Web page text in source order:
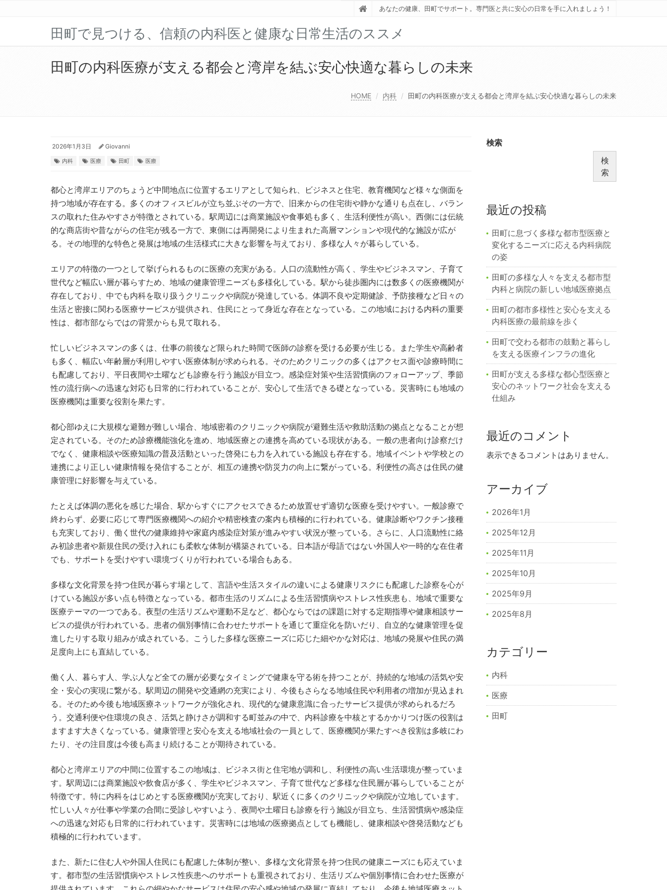
あなたの健康、田町でサポート。専門医と共に安心の日常を手に入れましょう！
田町で見つける、信頼の内科医と健康な日常生活のススメ
田町の内科医療が支える都会と湾岸を結ぶ安心快適な暮らしの未来
HOME 内科 田町の内科医療が支える都会と湾岸を結ぶ安心快適な暮らしの未来
2026年1月3日 Giovanni
内科 医療 田町 医療
都心と湾岸エリアのちょうど中間地点に位置するエリアとして知られ、ビジネスと住宅、教育機関など様々な側面を
持つ地域が存在する。 多くのオフィスビルが立ち並ぶその一方で、旧来からの住宅街や静かな通りも点在し、バラン
スの取れた住みやすさが特徴とされている。駅周辺には商業施設や食事処も多く、生活利便性が高い。西側には伝統
的な商店街や昔ながらの住宅が残る一方で、東側には再開発により生まれた高層マンションや現代的な施設が広が
る。その地理的な特色と発展は地域の生活様式に大きな影響を与えており、多様な人々が暮らしている。
エリアの特徴の一つとして挙げられるものに医療の充実がある。人口の流動性が高く、学生やビジネスマン、子育て
世代など幅広い層が暮らすため、地域の健康管理ニーズも多様化している。駅から徒歩圏内には数多くの医療機関が
存在しており、中でも内科を取り扱うクリニックや病院が発達している。体調不良や定期健診、予防接種など日々の
生活と密接に関わる医療サービスが提供され、住民にとって身近な存在となっている。この地域における内科の重要
性は、都市部ならではの背景からも見て取れる。
忙しいビジネスマンの多くは、仕事の前後など限られた時間で医師の診察を受ける必要が生じる。また学生や高齢者
も多く、幅広い年齢層が利用しやすい医療体制が求められる。そのためクリニックの多くはアクセス面や診療時間に
も配慮しており、平日夜間や土曜なども診療を行う施設が目立つ。感染症対策や生活習慣病のフォローアップ、季節
性の流行病への迅速な対応も日常的に行われていることが、安心して生活できる礎となっている。災害時にも地域の
医療機関は重要な役割を果たす。
都心部ゆえに大規模な避難が難しい場合、地域密着のクリニックや病院が避難生活や救助活動の拠点となることが想
定されている。そのため診療機能強化を進め、地域医療との連携を高めている現状がある。一般の患者向け診察だけ
でなく、健康相談や医療知識の普及活動といった啓発にも力を入れている施設も存在する。地域イベントや学校との
連携により正しい健康情報を発信することが、相互の連携や防災力の向上に繋がっている。利便性の高さは住民の健
康管理に好影響を与えている。
たとえば体調の悪化を感じた場合、駅からすぐにアクセスできるため放置せず適切な医療を受けやすい。一般診療で
終わらず、必要に応じて専門医療機関への紹介や精密検査の案内も積極的に行われている。健康診断やワクチン接種
も充実しており、働く世代の健康維持や家庭内感染症対策が進みやすい状況が整っている。さらに、人口流動性に絡
み初診患者や新規住民の受け入れにも柔軟な体制が構築されている。日本語が母語ではない外国人や一時的な在住者
でも、サポートを受けやすい環境づくりが行われている場合もある。
多様な文化背景を持つ住民が暮らす場として、言語や生活スタイルの違いによる健康リスクにも配慮した診察を心が
けている施設が多い点も特徴となっている。都市生活のリズムによる生活習慣病やストレス性疾患も、地域で重要な
医療テーマの一つである。夜型の生活リズムや運動不足など、都心ならではの課題に対する定期指導や健康相談サー
ビスの提供が行われている。患者の個別事情に合わせたサポートを通じて重症化を防いだり、自立的な健康管理を促
進したりする取り組みが成されている。こうした多様な医療ニーズに応じた細やかな対応は、地域の発展や住民の満
足度向上にも直結している。
働く人、暮らす人、学ぶ人など全ての層が必要なタイミングで健康を守る術を持つことが、持続的な地域の活気や安
全・安心の実現に繋がる。駅周辺の開発や交通網の充実により、今後もさらなる地域住民や利用者の増加が見込まれ
る。そのため今後も地域医療ネットワークが強化され、現代的な健康意識に合ったサービス提供が求められるだろ
う。交通利便や住環境の良さ、活気と静けさが調和する町並みの中で、内科診療を中核とするかかりつけ医の役割は
ますます大きくなっている。健康管理と安心を支える地域社会の一員として、医療機関が果たすべき役割は多岐にわ
たり、その注目度は今後も高まり続けることが期待されている。
都心と湾岸エリアの中間に位置するこの地域は、ビジネス街と住宅地が調和し、利便性の高い生活環境が整っていま
す。駅周辺には商業施設や飲食店が多く、学生やビジネスマン、子育て世代など多様な住民層が暮らしていることが
特徴です。特に内科をはじめとする医療機関が充実しており、駅近くに多くのクリニックや病院が立地しています。
忙しい人々が仕事や学業の合間に受診しやすいよう、夜間や土曜日も診療を行う施設が目立ち、生活習慣病や感染症
への迅速な対応も日常的に行われています。災害時には地域の医療拠点としても機能し、健康相談や啓発活動なども
積極的に行われています。
また、新たに住む人や外国人住民にも配慮した体制が整い、多様な文化背景を持つ住民の健康ニーズにも応えていま
す。都市型の生活習慣病やストレス性疾患へのサポートも重視されており、生活リズムや個別事情に合わせた医療が
検索
検
索
最近の投稿
田町に息づく多様な都市型医療と
変化するニーズに応える内科病院
の姿
田町の多様な人々を支える都市型
内科と病院の新しい地域医療拠点
田町の都市多様性と安心を支える
内科医療の最前線を歩く
田町で交わる都市の鼓動と暮らし
を支える医療インフラの進化
田町が支える多様な都心型医療と
安心のネットワーク社会を支える
仕組み
最近のコメント
表示できるコメントはありません。
アーカイブ
2026年1月
2025年12月
2025年11月
2025年10月
2025年9月
2025年8月
カテゴリー
内科
医療
田町